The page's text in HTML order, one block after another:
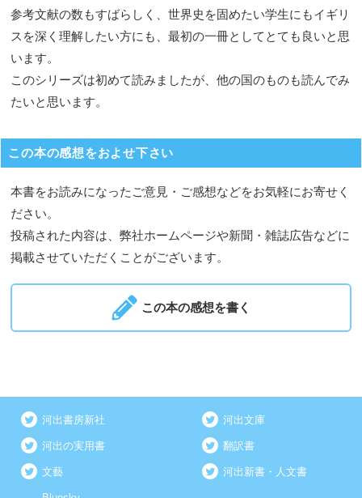
参考文献の数もすばらしく、世界史を固めたい学生にもイギリ
スを深く理解したい方にも、最初の一冊としてとても良いと思
います。
このシリーズは初めて読みましたが、他の国のものも読んでみ
たいと思います。
この本の感想をおよせ下さい
本書をお読みになったご意見・ご感想などをお気軽にお寄せく
ださい。
投稿された内容は、弊社ホームページや新聞・雑誌広告などに
掲載させていただくことがございます。
この本の感想を書く
河出書房新社 河出文庫
河出の実用書 翻訳書
文藝 河出新書・人文書